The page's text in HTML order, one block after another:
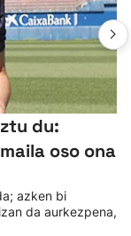
du:
oso ona
azken bi
da aurkezpena,